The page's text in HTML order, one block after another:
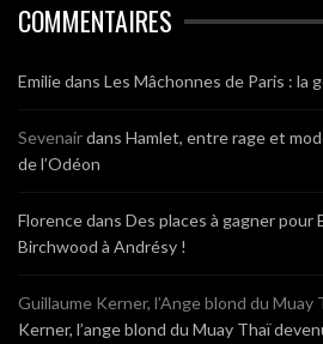
COMMENTAIRES
Emiliedans Les Mâchonnes de Paris : la
Sevenairdans Hamlet, entre rage et
de l’Odéon
Florencedans Des places à gagner pour
Birchwood à Andrésy !
Guillaume Kerner, l’Ange blond du Muay
Kerner, l’ange blond du Muay Thaï